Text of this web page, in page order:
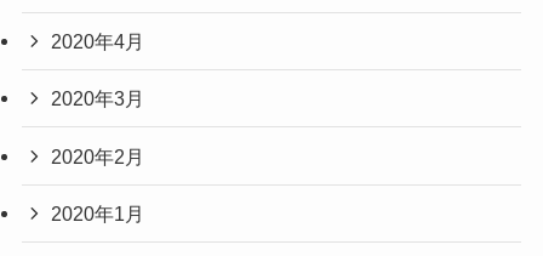
2020年4月
2020年3月
2020年2月
2020年1月